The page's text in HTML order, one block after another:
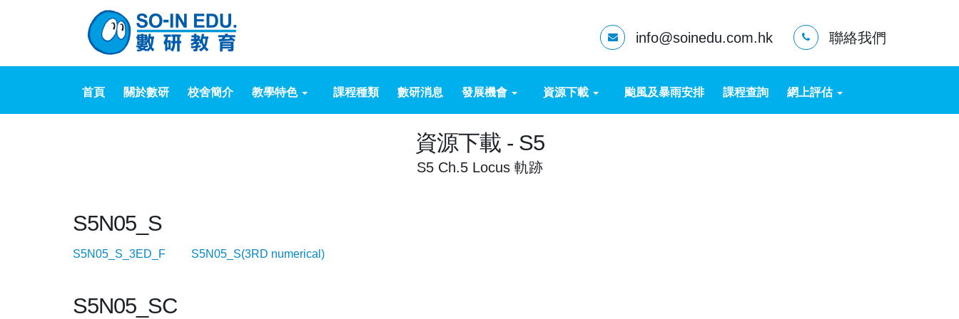
info@soinedu.com.hk 聯絡我們
首頁 關於數研 校舍簡介 教學特色 課程種類 數研消息 發展機會 資源下載 颱風及暴雨安排 課程查詢 網上評估
資源下載 - S5
S5 Ch.5 Locus 軌跡
S5N05_S
S5N05_S_3ED_F S5N05_S(3RD numerical)
S5N05_SC